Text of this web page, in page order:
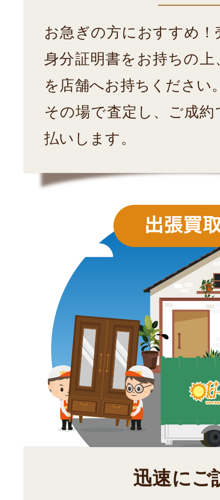
お急ぎの方におすすめ！
身分証明書をお持ちの
を店舗へお持ちください
その場で査定し、ご成
払いします。
迅速にご